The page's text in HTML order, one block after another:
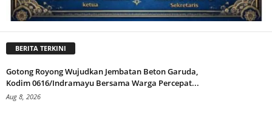
BERITA TERKINI
Gotong Royong Wujudkan Jembatan Beton Garuda,
Kodim 0616/Indramayu Bersama Warga Percepat...
Aug 8, 2026